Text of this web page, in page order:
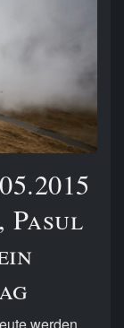
Pasul
werden